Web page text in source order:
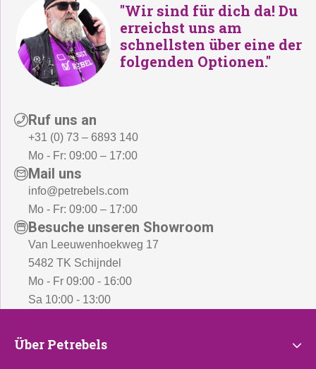
"Wir sind für dich da! Du
erreichst uns am
schnellsten über eine der
folgenden Optionen."
Ruf uns an
+31 (0) 73 – 6893 140
Mo - Fr: 09:00 – 17:00
Mail uns
info@petrebels.com
Mo - Fr: 09:00 – 17:00
Besuche unseren Showroom
Van Leeuwenhoekweg 17
5482 TK Schijndel
Mo - Fr 09:00 - 16:00
Sa 10:00 - 13:00
Über
Über Petrebels